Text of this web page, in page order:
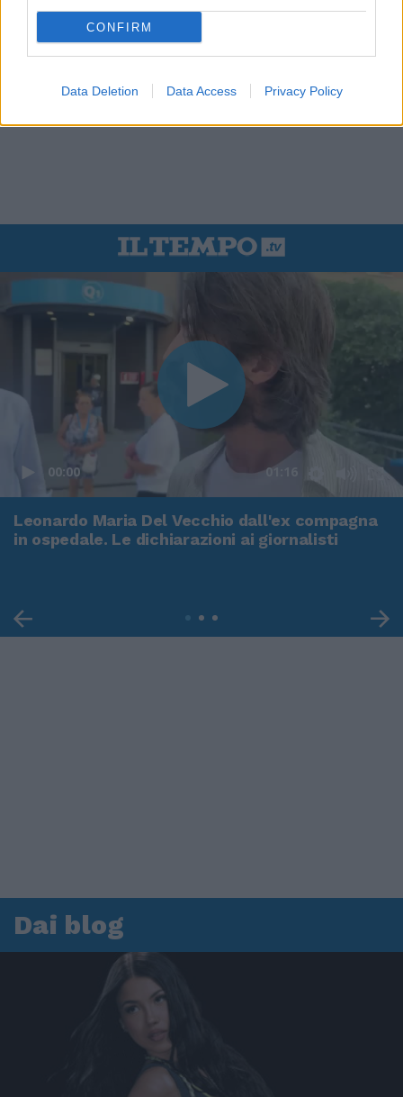
CONFIRM
Data Deletion Data Access Privacy Policy
00:00 01:16
Leonardo Maria Del Vecchio dall'ex compagna
in ospedale. Le dichiarazioni ai giornalisti
Dai blog